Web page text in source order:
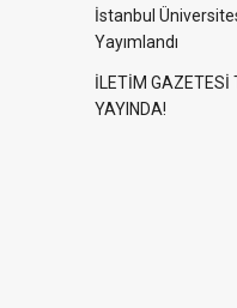
İstanbul
Yayımlandı
İLETİM GAZETESİ
YAYINDA!